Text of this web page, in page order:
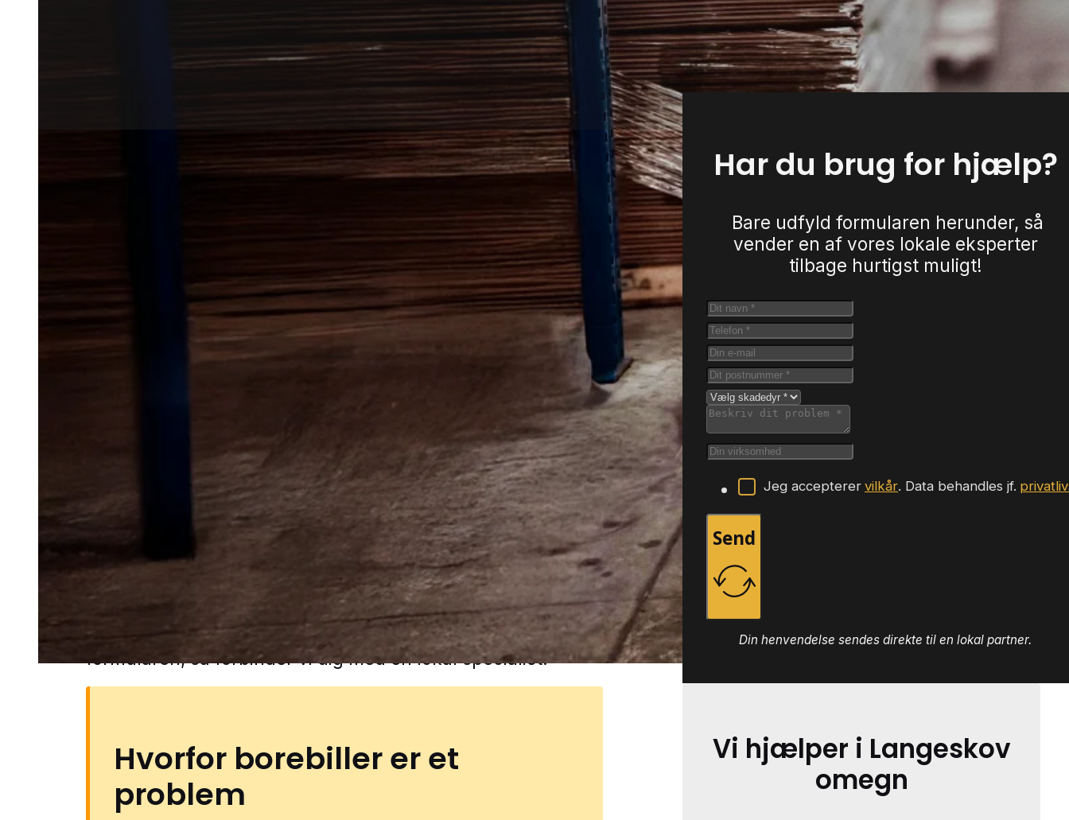
Lokal bekæmpelse af
borebilleri Langeskov
Borebiller kan gøre stor skade på træværk, hvis de får lov at
udvikle sig over tid. De ses ofte i ældre konstruktioner, men
kan også dukke op i mindre bygninger som skure, garager
og udhuse, hvor træet står mere udsat. Mange opdager
først problemet, når der kommer små huller i overfladen
eller fint boremel under bjælker, paneler eller loftstræ.
I en by med blandede boligområder, rolige villaveje og
mange småbygninger kan det være relevant at reagere
hurtigt, hvis der er mistanke om angreb i træværket.
Problemerne kan vise sig i både ældre boligkvarterer og i
carporte, haveskure og lignende småbygninger, hvor træ
ikke altid bliver tjekket så ofte. Du kan få borebillehjælp i
Langeskov gennem vores lokale partnere. Udfyld blot
formularen, så forbinder vi dig med en lokal specialist.
Hvorfor borebiller er et
problem
Har du brug for hjælp?
Bare udfyld formularen herunder, så
vender en af vores lokale eksperter
tilbage hurtigst muligt!
Jeg accepterer vilkår. Data behandles jf.
Send
Din henvendelse sendes direkte til en lokal partner.
Vi hjælper i Langeskov
omegn